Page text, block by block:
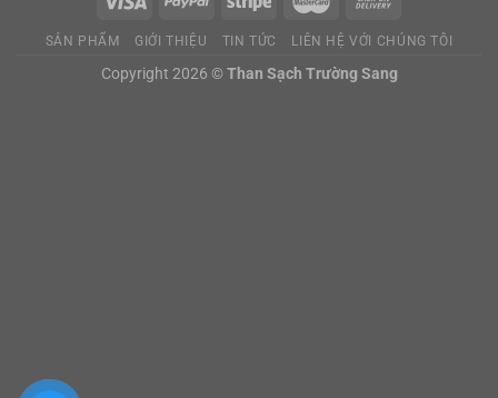
SẢN PHẨM GIỚI THIỆU TIN TỨC LIÊN HỆ VỚI CHÚNG TÔI
Copyright 2026 © Than Sạch Trường Sang